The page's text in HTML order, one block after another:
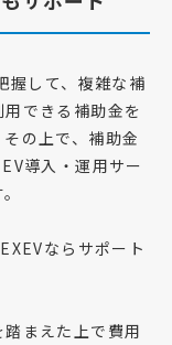
握して、複雑な補
できる補助金を
の上で、補助金
導入・運用サー
ならサポート
まえた上で費用